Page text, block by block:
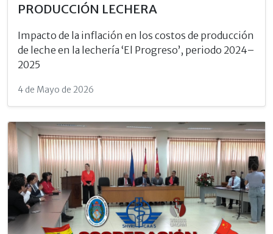
PRODUCCIÓN LECHERA
Impacto de la inflación en los costos de producción
de leche en la lechería ‘El Progreso’, periodo 2024–
2025
4 de Mayo de 2026